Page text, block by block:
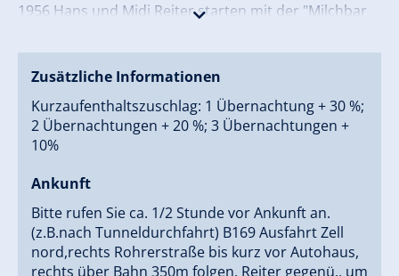
1956 Hans und Midi Reiter starten mit der "Milchbar
führen, mit diversen Konzessions Erweiterungen, das
Cafe Reiter bis 1980.
1981 übernimmt Gert Platzer den Betrieb, die
legendären Apres Ski Parties beginnen, 1985 startet
erfolgreicher Jahre mit hohem Bekanntheitsgrad weit
über die Grenzen hinaus.
2012 beendet ein tragischer Unfall das Erfolgskonzept
Zusätzliche Informationen
Kurzaufenthaltszuschlag: 1 Übernachtung + 30 %;
2 Übernachtungen + 20 %; 3 Übernachtungen +
10%
Ankunft
Bitte rufen Sie ca. 1/2 Stunde vor Ankunft an.
(z.B.nach Tunneldurchfahrt) B169 Ausfahrt Zell
nord,rechts Rohrerstraße bis kurz vor Autohaus,
rechts über Bahn 350m folgen, Reiter gegenü., um